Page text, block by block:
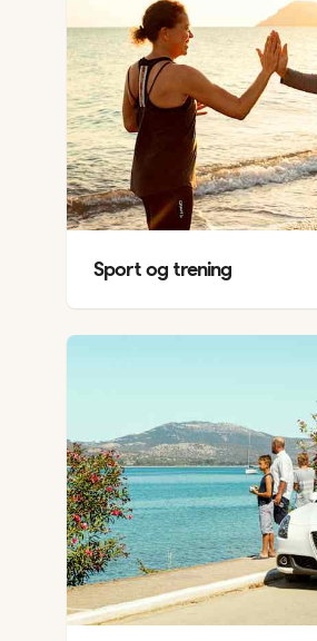
Sport og trening